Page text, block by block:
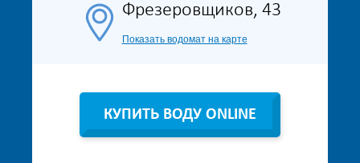
Фрезеровщиков, 43
Показать водомат на карте
КУПИТЬ ВОДУ ONLINE